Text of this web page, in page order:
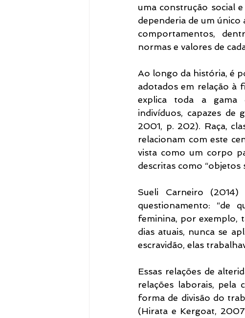
uma construção social
dependeria de um único
comportamentos,
normas e valores de
Ao longo da história, é
adotados em relação à
explica toda a gama
indivíduos, capazes de
2001, p. 202). Raça,
relacionam com este
vista como um corpo
descritas como “objetos
Sueli Carneiro
questionamento: “de
feminina, por exemplo,
dias atuais, nunca se
escravidão, elas
Essas relações de
relações laborais, pela
forma de divisão do
(Hirata e Kergoat,